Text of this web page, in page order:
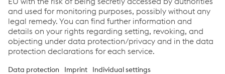
Links
Assistenza e supporto
Carriera
Termini e condizioni